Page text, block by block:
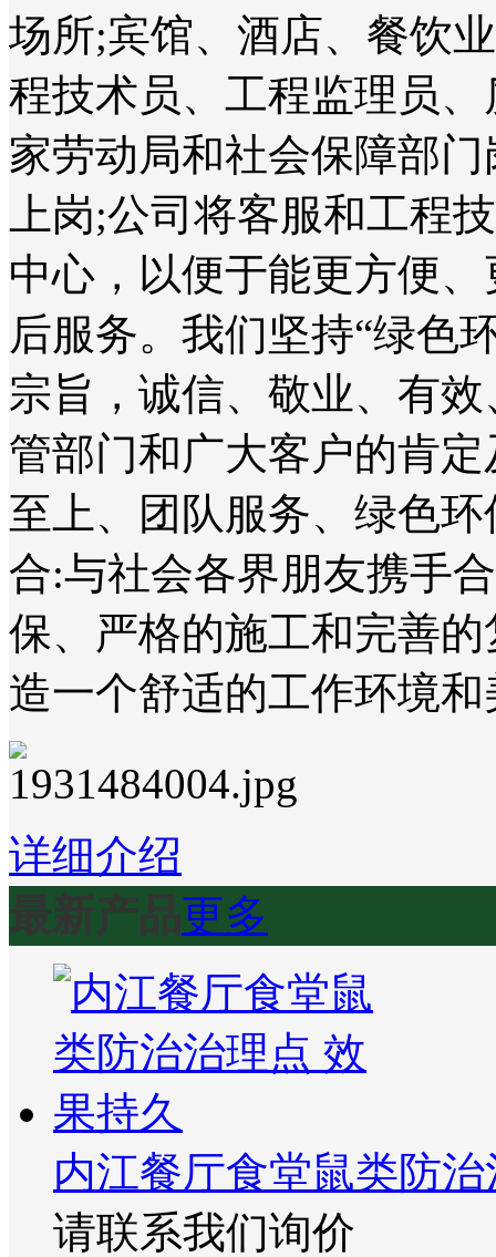
场所;宾馆、酒店、餐饮
程技术员、工程监理员
家劳动局和社会保障部
上岗;公司将客服和工程
中心，以便于能更方便
后服务。我们坚持“绿色
宗旨，诚信、敬业、有
管部门和广大客户的肯
至上、团队服务、绿色
合:与社会各界朋友携手
保、严格的施工和完善
造一个舒适的工作环境
详细介绍
最新产品更多
内江餐厅食堂鼠类防
请联系我们询价